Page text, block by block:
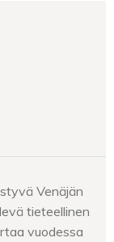
Venäjän
tieteellinen
vuodessa